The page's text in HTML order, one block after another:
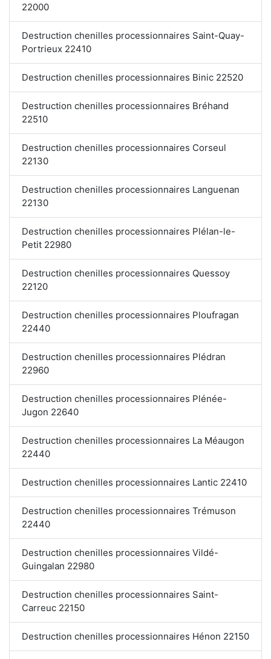
22000
Destruction chenilles processionnaires Saint-Quay-
Portrieux 22410
Destruction chenilles processionnaires Binic 22520
Destruction chenilles processionnaires Bréhand
22510
Destruction chenilles processionnaires Corseul
22130
Destruction chenilles processionnaires Languenan
22130
Destruction chenilles processionnaires Plélan-le-
Petit 22980
Destruction chenilles processionnaires Quessoy
22120
Destruction chenilles processionnaires Ploufragan
22440
Destruction chenilles processionnaires Plédran
22960
Destruction chenilles processionnaires Plénée-
Jugon 22640
Destruction chenilles processionnaires La Méaugon
22440
Destruction chenilles processionnaires Lantic 22410
Destruction chenilles processionnaires Trémuson
22440
Destruction chenilles processionnaires Vildé-
Guingalan 22980
Destruction chenilles processionnaires Saint-
Carreuc 22150
Destruction chenilles processionnaires Hénon 22150